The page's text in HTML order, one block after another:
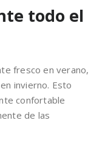
todo el
fresco en verano,
invierno. Esto
confortable
de las